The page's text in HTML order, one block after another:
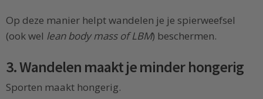
Op deze manier helpt wandelen je je spierweefsel
(ook wel lean body mass of LBM) beschermen.
3. Wandelen maakt je minder hongerig
Sporten maakt hongerig.